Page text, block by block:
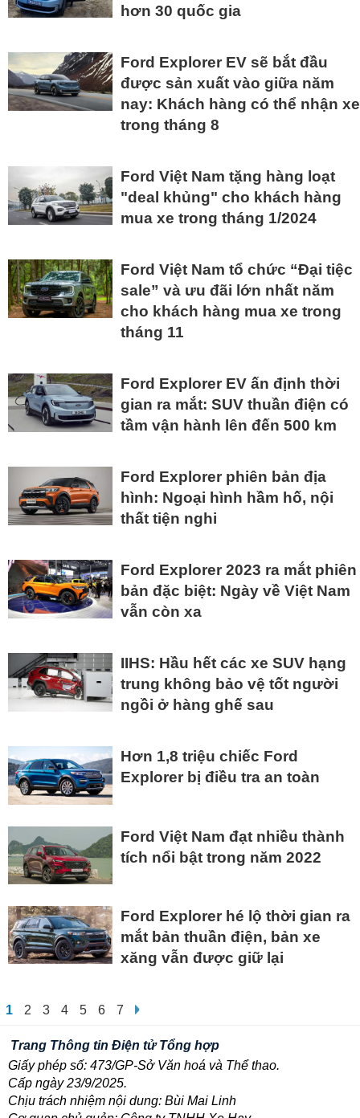
hơn 30 quốc gia
Ford Explorer EV sẽ bắt đầu
được sản xuất vào giữa năm
nay: Khách hàng có thể nhận xe
trong tháng 8
Ford Việt Nam tặng hàng loạt
"deal khủng" cho khách hàng
mua xe trong tháng 1/2024
Ford Việt Nam tổ chức “Đại tiệc
sale” và ưu đãi lớn nhất năm
cho khách hàng mua xe trong
tháng 11
Ford Explorer EV ấn định thời
gian ra mắt: SUV thuần điện có
tầm vận hành lên đến 500 km
Ford Explorer phiên bản địa
hình: Ngoại hình hầm hố, nội
thất tiện nghi
Ford Explorer 2023 ra mắt phiên
bản đặc biệt: Ngày về Việt Nam
vẫn còn xa
IIHS: Hầu hết các xe SUV hạng
trung không bảo vệ tốt người
ngồi ở hàng ghế sau
Hơn 1,8 triệu chiếc Ford
Explorer bị điều tra an toàn
Ford Việt Nam đạt nhiều thành
tích nổi bật trong năm 2022
Ford Explorer hé lộ thời gian ra
mắt bản thuần điện, bản xe
xăng vẫn được giữ lại
1 2 3 4 5 6 7
Trang Thông tin Điện tử Tổng hợp
Giấy phép số: 473/GP-Sở Văn hoá và Thể thao.
Cấp ngày 23/9/2025.
Chịu trách nhiệm nội dung: Bùi Mai Linh